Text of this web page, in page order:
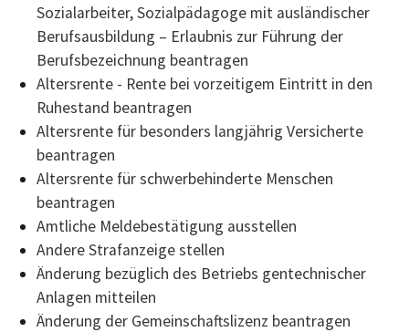
Sozialarbeiter, Sozialpädagoge mit ausländischer
Berufsausbildung – Erlaubnis zur Führung der
Berufsbezeichnung beantragen
Altersrente - Rente bei vorzeitigem Eintritt in den
Ruhestand beantragen
Altersrente für besonders langjährig Versicherte
beantragen
Altersrente für schwerbehinderte Menschen
beantragen
Amtliche Meldebestätigung ausstellen
Andere Strafanzeige stellen
Änderung bezüglich des Betriebs gentechnischer
Anlagen mitteilen
Änderung der Gemeinschaftslizenz beantragen